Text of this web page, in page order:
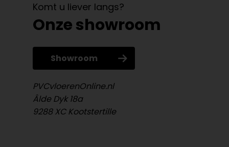
Komt u liever langs?
Onze showroom
Showroom
PVCvloerenOnline.nl
Âlde Dyk 18a
9288 XC Kootstertille